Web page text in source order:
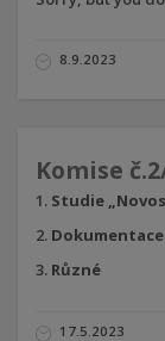
8.9.2023
Komise
Studie
Dokumentace
Různé
17.5.2023